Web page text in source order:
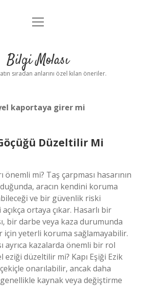
Anasayfa
Yasal Uyarı
menüyü
Bilgi Molası
sıradan anlarını özel kılan öneriler.
kaportaya girer mi
Düzeltilir Mi
önemli mi? Taş çarpması hasarının
aracın kendini koruma
ve bir güvenlik riski
ortaya çıkar. Hasarlı bir
bir darbe veya kaza durumunda
için yeterli koruma sağlamayabilir.
ayrıca kazalarda önemli bir rol
düzeltilir mi? Kapı Eşiği Ezik
onarılabilir, ancak daha
kaynak veya değiştirme